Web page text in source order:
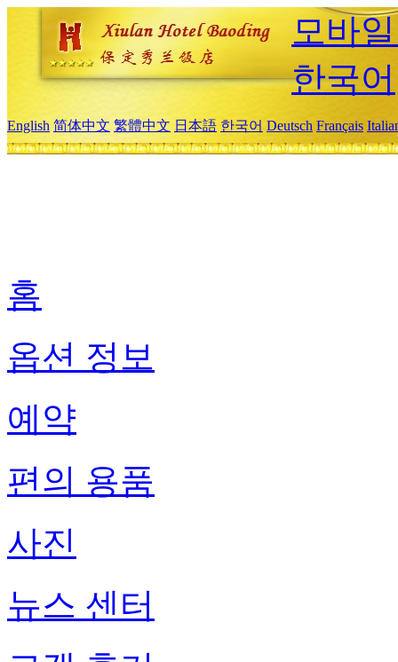
모바
한국어
English 简体中文 繁體中文 日本語 한국어 Deutsch Français
홈
옵션 정보
예약
편의 용품
사진
뉴스 센터